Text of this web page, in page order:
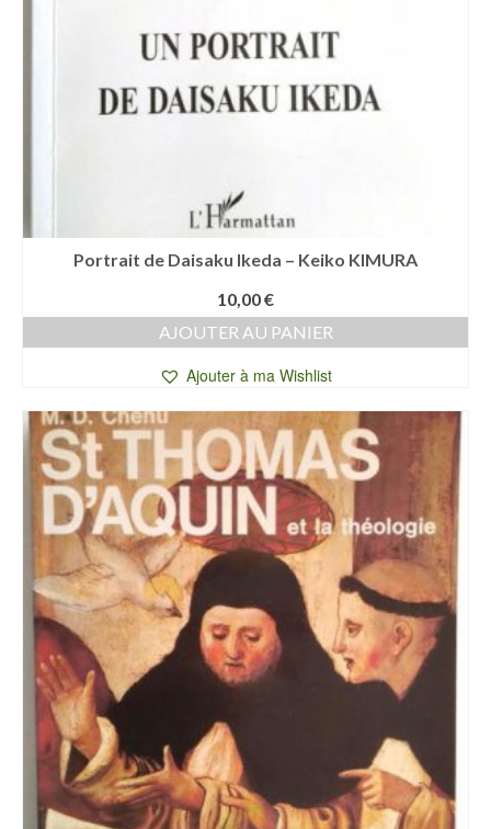
Portrait de Daisaku Ikeda – Keiko KIMURA
10,00€
AJOUTER AU PANIER
Ajouter à ma Wishlist